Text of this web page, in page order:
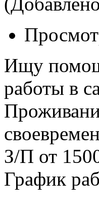
Ищу
работы в
З/П от
График